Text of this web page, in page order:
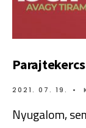
2021. 07. 19. •
Nyugalom,